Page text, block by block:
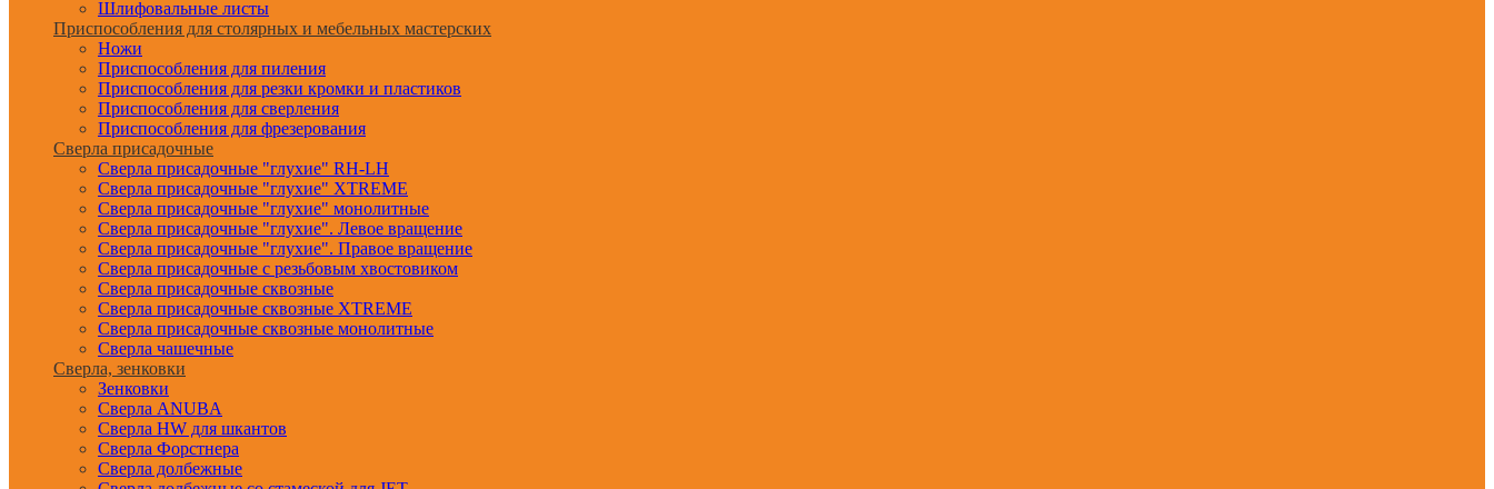
Шлифовальные листы
Приспособления для столярных и мебельных мастерских
Ножи
Приспособления для пиления
Приспособления для резки кромки и пластиков
Приспособления для сверления
Приспособления для фрезерования
Сверла присадочные
Сверла присадочные "глухие" RH-LH
Сверла присадочные "глухие" XTREME
Сверла присадочные "глухие" монолитные
Сверла присадочные "глухие". Левое вращение
Сверла присадочные "глухие". Правое вращение
Сверла присадочные с резьбовым хвостовиком
Сверла присадочные сквозные
Сверла присадочные сквозные XTREME
Сверла присадочные сквозные монолитные
Сверла чашечные
Сверла, зенковки
Зенковки
Сверла ANUBA
Сверла HW для шкантов
Сверла Форстнера
Сверла долбежные